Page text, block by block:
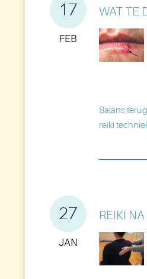
17
FEB
WAT TE
Balans
reiki
27
JAN
REIKI